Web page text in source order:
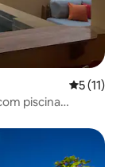
5 de uma
5 (11)
piscina